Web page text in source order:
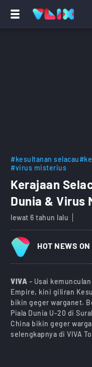
#kesultanan selacau
#virus misterius
Kerajaan
Dunia & Virus
lewat 6 tahun lalu
HOT NEWS
VIVA – Usai
Empire, kini giliran
bikin geger warganet.
Piala Dunia U-20 di
China bikin geger
selengkapnya di VIVA